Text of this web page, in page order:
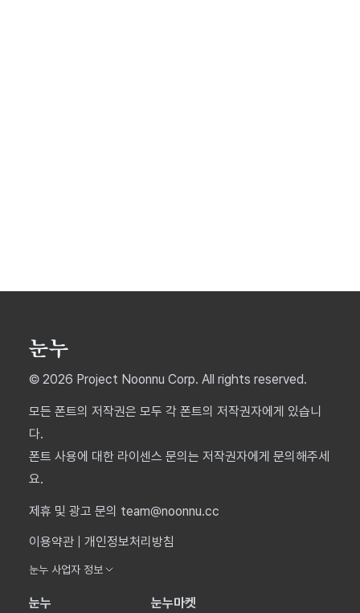
© 2026 Project Noonnu Corp. All rights reserved.
모든 폰트의 저작권은 모두 각 폰트의 저작권자에게 있습니
다.
폰트 사용에 대한 라이센스 문의는 저작권자에게 문의해주세
요.
제휴 및 광고 문의 team@noonnu.cc
이용약관
개인정보처리방침
눈누 사업자 정보
눈누 눈누마켓